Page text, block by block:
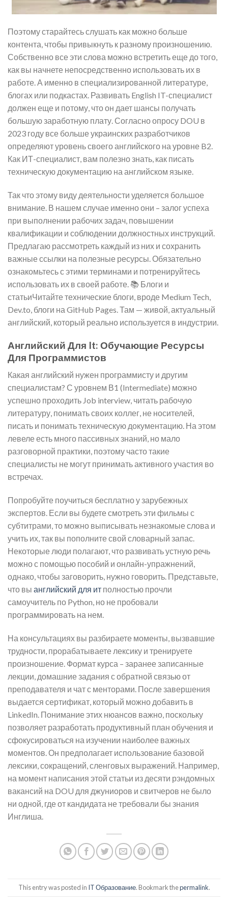
Поэтому старайтесь слушать как можно больше
контента, чтобы привыкнуть к разному произношению.
Собственно все эти слова можно встретить еще до того,
как вы начнете непосредственно использовать их в
работе. А именно в специализированной литературе,
блогах или подкастах. Развивать English IT-специалист
должен еще и потому, что он дает шансы получать
большую заработную плату. Согласно опросу DOU в
2023 году все больше украинских разработчиков
определяют уровень своего английского на уровне B2.
Как ИТ-специалист, вам полезно знать, как писать
техническую документацию на английском языке.
Так что этому виду деятельности уделяется большое
внимание. В нашем случае именно они – залог успеха
при выполнении рабочих задач, повышении
квалификации и соблюдении должностных инструкций.
Предлагаю рассмотреть каждый из них и сохранить
важные ссылки на полезные ресурсы. Обязательно
ознакомьтесь с этими терминами и потренируйтесь
использовать их в своей работе. 📚 Блоги и
статьиЧитайте технические блоги, вроде Medium Tech,
Dev.to, блоги на GitHub Pages. Там — живой, актуальный
английский, который реально используется в индустрии.
Английский Для It: Обучающие Ресурсы
Для Программистов
Какая английский нужен программисту и другим
специалистам? С уровнем В1 (Intermediate) можно
успешно проходить Job interview, читать рабочую
литературу, понимать своих коллег, не носителей,
писать и понимать техническую документацию. На этом
левеле есть много пассивных знаний, но мало
разговорной практики, поэтому часто такие
специалисты не могут принимать активного участия во
встречах.
Попробуйте поучиться бесплатно у зарубежных
экспертов. Если вы будете смотреть эти фильмы с
субтитрами, то можно выписывать незнакомые слова и
учить их, так вы пополните свой словарный запас.
Некоторые люди полагают, что развивать устную речь
можно с помощью пособий и онлайн-упражнений,
однако, чтобы заговорить, нужно говорить. Представьте,
что вы английский для ит полностью прочли
самоучитель по Python, но не пробовали
программировать на нем.
На консультациях вы разбираете моменты, вызвавшие
трудности, прорабатываете лексику и тренируете
произношение. Формат курса – заранее записанные
лекции, домашние задания с обратной связью от
преподавателя и чат с менторами. После завершения
выдается сертификат, который можно добавить в
LinkedIn. Понимание этих нюансов важно, поскольку
позволяет разработать продуктивный план обучения и
сфокусироваться на изучении наиболее важных
моментов. Он предполагает использование базовой
лексики, сокращений, сленговых выражений. Например,
на момент написания этой статьи из десяти рэндомных
вакансий на DOU для джуниоров и свитчеров не было
ни одной, где от кандидата не требовали бы знания
Инглиша.
This entry was posted in IT Образование. Bookmark thepermalink.